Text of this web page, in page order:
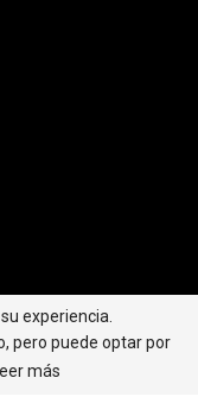
experiencia.
pero puede optar por
más